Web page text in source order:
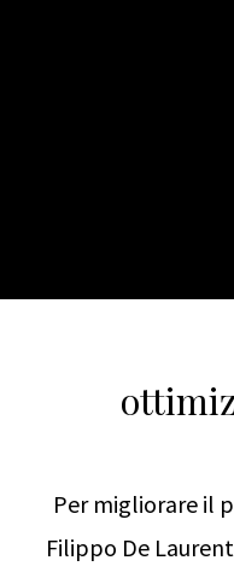
Per migliorare il
Filippo De